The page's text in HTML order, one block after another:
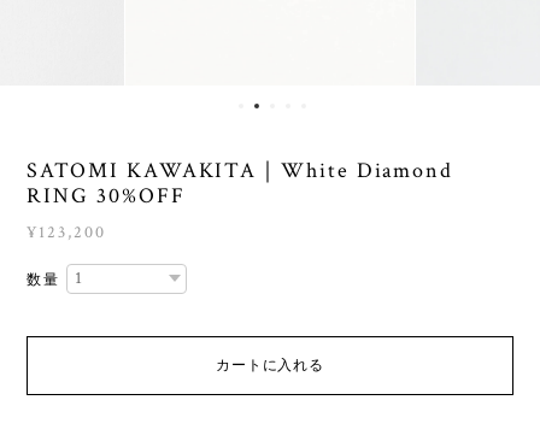
SATOMI KAWAKITA｜White Diamond
RING 30%OFF
¥123,200
数量
カートに入れる